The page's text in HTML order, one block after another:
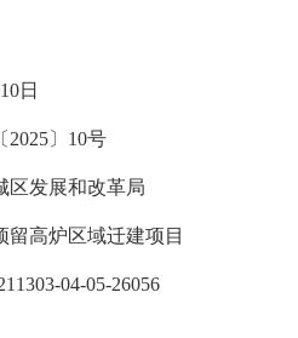
日
〕10号
发展和改革局
高炉区域迁建项目
04-05-26056